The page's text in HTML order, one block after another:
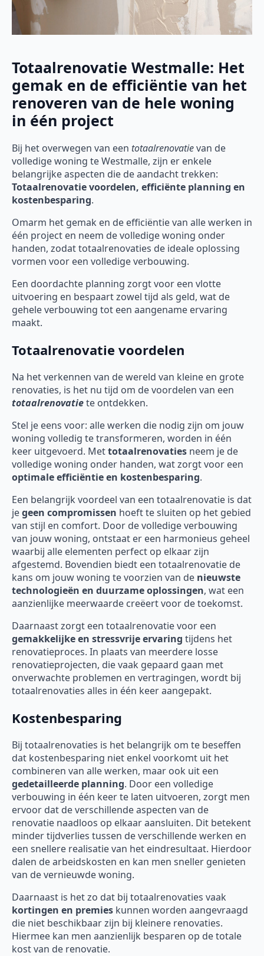
Totaalrenovatie Westmalle: Het
gemak en de efficiëntie van het
renoveren van de hele woning
in één project
Bij het overwegen van een totaalrenovatievan de
volledige woning te Westmalle, zijn er enkele
belangrijke aspecten die de aandacht trekken:
Totaalrenovatie voordelen, efficiënte planning en
kostenbesparing.
Omarm het gemak en de efficiëntie van alle werken in
één project en neem de volledige woning onder
handen, zodat totaalrenovaties de ideale oplossing
vormen voor een volledige verbouwing.
Een doordachte planning zorgt voor een vlotte
uitvoering en bespaart zowel tijd als geld, wat de
gehele verbouwing tot een aangename ervaring
maakt.
Totaalrenovatie voordelen
Na het verkennen van de wereld van kleine en grote
renovaties, is het nu tijd om de voordelen van een
totaalrenovatiete ontdekken.
Stel je eens voor: alle werken die nodig zijn om jouw
woning volledig te transformeren, worden in één
keer uitgevoerd. Mettotaalrenovaties neem je de
volledige woning onder handen, wat zorgt voor een
optimale efficiëntie en kostenbesparing.
Een belangrijk voordeel van een totaalrenovatie is dat
jegeen compromissen hoeft te sluiten op het gebied
van stijl en comfort. Door de volledige verbouwing
van jouw woning, ontstaat er een harmonieus geheel
waarbij alle elementen perfect op elkaar zijn
afgestemd. Bovendien biedt een totaalrenovatie de
kans om jouw woning te voorzien van de nieuwste
technologieën en duurzame oplossingen, wat een
aanzienlijke meerwaarde creëert voor de toekomst.
Daarnaast zorgt een totaalrenovatie voor een
gemakkelijke en stressvrije ervaring tijdens het
renovatieproces. In plaats van meerdere losse
renovatieprojecten, die vaak gepaard gaan met
onverwachte problemen en vertragingen, wordt bij
totaalrenovaties alles in één keer aangepakt.
Kostenbesparing
Bij totaalrenovaties is het belangrijk om te beseffen
dat kostenbesparing niet enkel voorkomt uit het
combineren van alle werken, maar ook uit een
gedetailleerde planning. Door een volledige
verbouwing in één keer te laten uitvoeren, zorgt men
ervoor dat de verschillende aspecten van de
renovatie naadloos op elkaar aansluiten. Dit betekent
minder tijdverlies tussen de verschillende werken en
een snellere realisatie van het eindresultaat. Hierdoor
dalen de arbeidskosten en kan men sneller genieten
van de vernieuwde woning.
Daarnaast is het zo dat bij totaalrenovaties vaak
kortingen en premies kunnen worden aangevraagd
die niet beschikbaar zijn bij kleinere renovaties.
Hiermee kan men aanzienlijk besparen op de totale
kost van de renovatie.